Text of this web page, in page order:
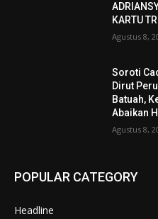
KARTU
Agustus 8,
Soroti
Dirut
Batuah,
Abaikan
Agustus 8,
POPULAR CATEGORY
Headline